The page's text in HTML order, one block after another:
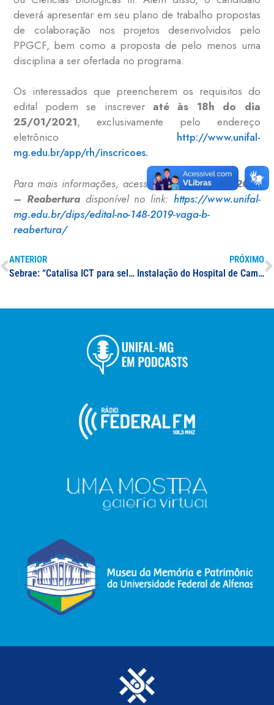
deverá apresentar em seu plano de trabalho propostas
de colaboração nos projetos desenvolvidos pelo
PPGCF, bem como a proposta de pelo menos uma
disciplina a ser ofertada no programa.
Os interessados que preencherem os requisitos do
edital podem se inscrever até às 18h do dia
25/01/2021, exclusivamente pelo endereço
eletrônico http://www.unifal-
mg.edu.br/app/rh/inscricoes.
Para mais informações, acesse oEdital nº 148/2019
– Reabertura disponível no link: https://www.unifal-
mg.edu.br/dips/edital-no-148-2019-vaga-b-
reabertura/
ANTERIOR
Sebrae: “Catalisa ICT para seleção de pesquisas com potencial de inovação”
PRÓXIMO
Instalação do Hospital de Campanha na UNIFAL-MG campus Varginha é prorrogada por mais dois meses